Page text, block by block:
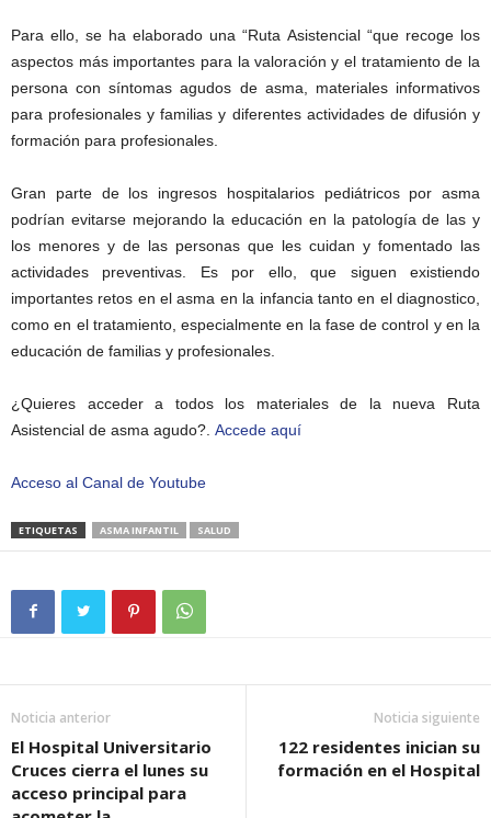
Para ello, se ha elaborado una “Ruta Asistencial “que recoge los
aspectos más importantes para la valoración y el tratamiento de la
persona con síntomas agudos de asma, materiales informativos
para profesionales y familias y diferentes actividades de difusión y
formación para profesionales.
Gran parte de los ingresos hospitalarios pediátricos por asma
podrían evitarse mejorando la educación en la patología de las y
los menores y de las personas que les cuidan y fomentado las
actividades preventivas. Es por ello, que siguen existiendo
importantes retos en el asma en la infancia tanto en el diagnostico,
como en el tratamiento, especialmente en la fase de control y en la
educación de familias y profesionales.
¿Quieres acceder a todos los materiales de la nueva Ruta
Asistencial de asma agudo?. Accede aquí
Acceso al Canal de Youtube
ETIQUETAS ASMA INFANTIL SALUD
Noticia anterior
El Hospital Universitario
Cruces cierra el lunes su
acceso principal para
Noticia siguiente
122 residentes inician su
formación en el Hospital